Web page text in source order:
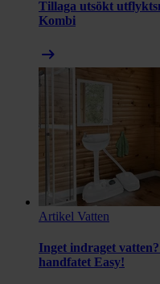
Tillaga utsökt
Kombi
arrow_right_alt
Artikel Vatten
Inget indraget
handfatet Easy!